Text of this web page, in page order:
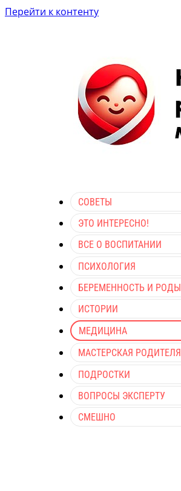
Перейти к контенту
СОВЕТЫ
ЭТО ИНТЕРЕСНО!
ВСЕ О ВОСПИТАНИИ
ПСИХОЛОГИЯ
БЕРЕМЕННОСТЬ И РОДЫ
ИСТОРИИ
МЕДИЦИНА
МАСТЕРСКАЯ РОДИТЕЛЯ
ПОДРОСТКИ
ВОПРОСЫ ЭКСПЕРТУ
СМЕШНО